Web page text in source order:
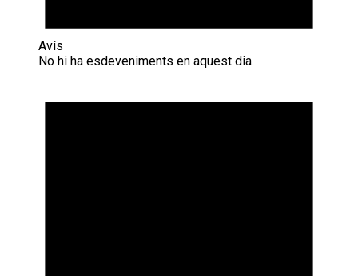
Avís
No hi ha esdeveniments en aquest dia.